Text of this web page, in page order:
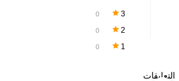
3
0
2
0
1
0
التعليقات